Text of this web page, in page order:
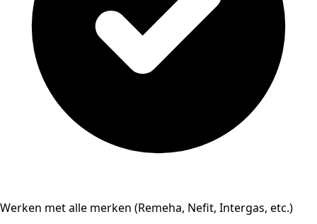
Werken met alle merken (Remeha, Nefit, Intergas, etc.)